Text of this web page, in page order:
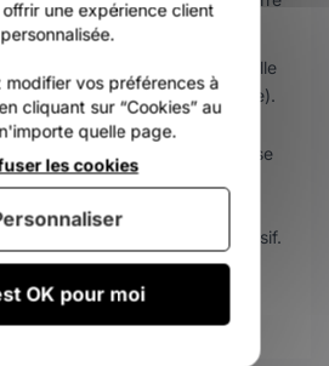
sécurisé.
de la garantie inconditionnelle
(après enregistrement en ligne).
sa capacité à offrir une réponse
en conservant une grande
Sa conception rigoureuse
même en usage intensif.
les pratiquants souhaitant
de leur gréement sans
une expérience client
personnalisée.
modifier vos préférences à
cliquant sur “Cookies” au
quelle page.
OK pour moi
les cookies